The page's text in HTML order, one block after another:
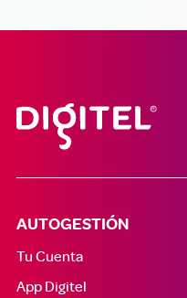
AUTOGESTIÓN
Tu Cuenta
App Digitel